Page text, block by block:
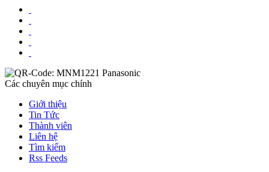
Các chuyên mục chính
Giới thiệu
Tin Tức
Thành viên
Liên hệ
Tìm kiếm
Rss Feeds